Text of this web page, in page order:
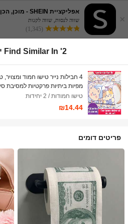
×
אפליקציית SHEIN - מוכן, הכן, סטייל!
שווה לנסות, שווה לקנות
(1,345)
Find Similar In '2 יחידות'
4 חבילות נייר טישו חמוד
מפיות ביתיות פרקטיות למסיבת
קמפינג, חוץ, משרד, מטבח, חדר
מתאים לגברים ולנשים
טישו חמודות / 2 יחידות
₪14.44
פריטים דומים